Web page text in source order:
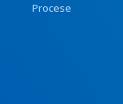
Procese